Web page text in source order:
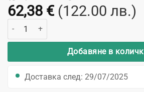
62,38 € (122.00 лв.)
количество за Стол Chic Brego Kaszmir в
Добавяне в
Доставка след: 29/07/2025